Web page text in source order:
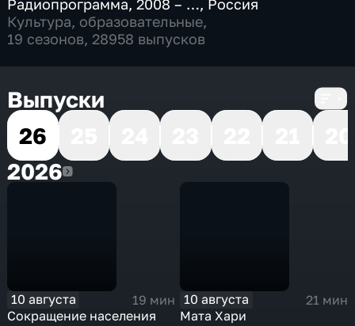
Радиопрограмма,2008 – …, Россия
Культура, образовательные,
19 сезонов, 28958 выпусков
Выпуски
26
20262026
10 августа
19 мин
Сокращение населения
10 августа
21 мин
Мата Хари